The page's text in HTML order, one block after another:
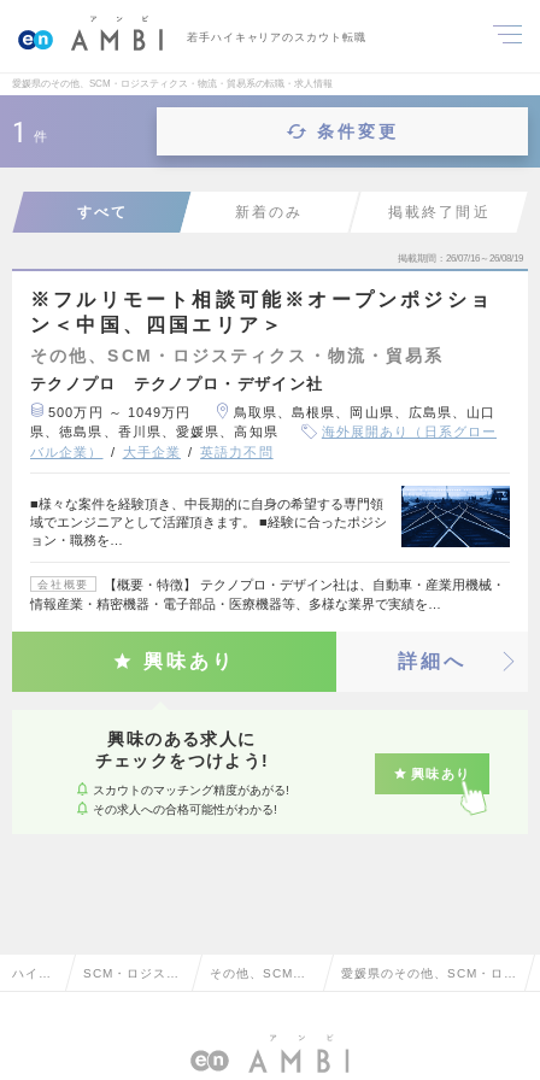
若手ハイキャリアのスカウト転職
愛媛県のその他、SCM・ロジスティクス・物流・貿易系の転職・求人情報
1 件 条件変更
すべて 新着のみ 掲載終了間近
掲載期間 26/07/16～26/08/19
※フルリモート相談可能※オープンポジショ
ン＜中国、四国エリア＞
その他、SCM・ロジスティクス・物流・貿易系
テクノプロ テクノプロ・デザイン社
500万円 ～ 1049万円
鳥取県、島根県、岡山県、広島県、山口
県、徳島県、香川県、愛媛県、高知県
海外展開あり（日系グロー
バル企業）
大手企業 英語力不問
■様々な案件を経験頂き、中長期的に自身の希望する専門領
域でエンジニアとして活躍頂きます。 ■経験に合ったポジシ
ョン・職務を…
会社概要
【概要・特徴】 テクノプロ・デザイン社は、自動車・産業用機械・
情報産業・精密機器・電子部品・医療機器等、多様な業界で実績を…
興味あり 詳細へ
興味のある求人に
チェックをつけよう!
スカウトのマッチング精度があがる!
その求人への合格可能性がわかる!
興味あり
ハイク SCM・ロジステ その他、SCM・
物流・貿易系
愛媛県のその他、SCM・ロジ
転職・求人情報一覧